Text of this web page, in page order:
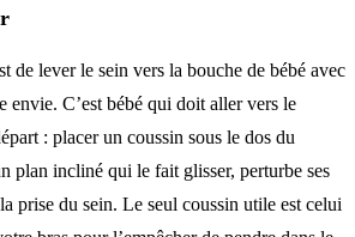
de lever le sein vers la bouche de bébé avec
envie. C’est bébé qui doit aller vers le
: placer un coussin sous le dos du
plan incliné qui le fait glisser, perturbe ses
prise du sein. Le seul coussin utile est celui